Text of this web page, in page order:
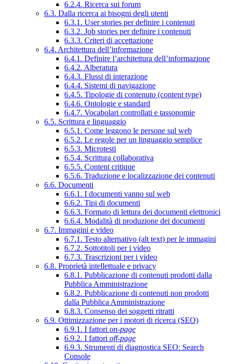
6.2.4. Ricerca sui forum
6.3. Dalla ricerca ai bisogni degli utenti
6.3.1. User stories per definire i contenuti
6.3.2. Job stories per definire i contenuti
6.3.3. Criteri di accettazione
6.4. Architettura dell’informazione
6.4.1. Definire l’architettura dell’informazione
6.4.2. Alberatura
6.4.3. Flussi di interazione
6.4.4. Sistemi di navigazione
6.4.5. Tipologie di contenuto (content type)
6.4.6. Ontologie e standard
6.4.7. Vocabolari controllati e tassonomie
6.5. Scrittura e linguaggio
6.5.1. Come leggono le persone sul web
6.5.2. Le regole per un linguaggio semplice
6.5.3. Microtesti
6.5.4. Scrittura collaborativa
6.5.5. Content critique
6.5.6. Traduzione e localizzazione dei contenuti
6.6. Documenti
6.6.1. I documenti vanno sul web
6.6.2. Tipi di documenti
6.6.3. Formato di lettura dei documenti elettronici
6.6.4. Modalità di produzione dei documenti
6.7. Immagini e video
6.7.1. Testo alternativo (alt text) per le immagini
6.7.2. Sottotitoli per i video
6.7.3. Trascrizioni per i video
6.8. Proprietà intellettuale e privacy
6.8.1. Pubblicazione di contenuti prodotti dalla
Pubblica Amministrazione
6.8.2. Pubblicazione di contenuti non prodotti
dalla Pubblica Amministrazione
6.8.3. Consenso dei soggetti ritratti
6.9. Ottimizzazione per i motori di ricerca (SEO)
6.9.1. I fattori on-page
6.9.2. I fattori off-page
6.9.3. Strumenti di diagnostica SEO: Search
Console